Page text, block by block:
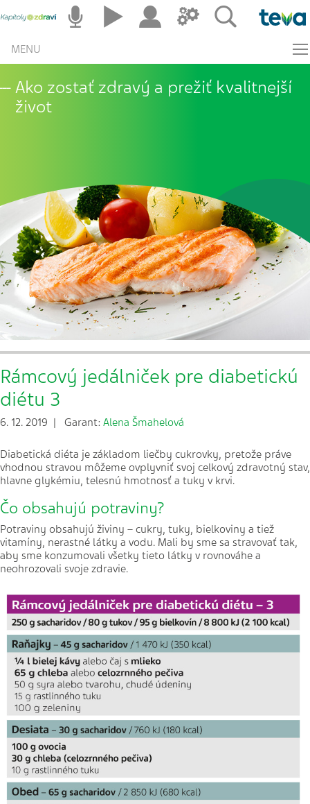
MENU
Ako zostať zdravý a prežiť kvalitnejší
život
Rámcový jedálniček pre diabetickú
diétu 3
6. 12. 2019 | Garant: Alena Šmahelová
Diabetická diéta je základom liečby cukrovky, pretože práve
vhodnou stravou môžeme ovplyvniť svoj celkový zdravotný stav,
hlavne glykémiu, telesnú hmotnosť a tuky v krvi.
Čo obsahujú potraviny?
Potraviny obsahujú živiny – cukry, tuky, bielkoviny a tiež
vitamíny, nerastné látky a vodu. Mali by sme sa stravovať tak,
aby sme konzumovali všetky tieto látky v rovnováhe a
neohrozovali svoje zdravie.